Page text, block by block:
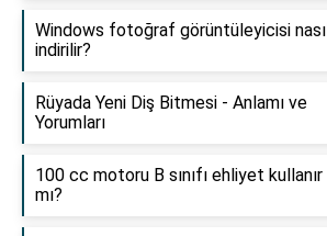
Windows fotoğraf görüntüleyicisi nasıl
indirilir?
Rüyada Yeni Diş Bitmesi - Anlamı ve
Yorumları
100 cc motoru B sınıfı ehliyet kullanır
mı?